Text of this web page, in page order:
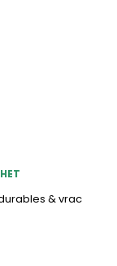
& vrac